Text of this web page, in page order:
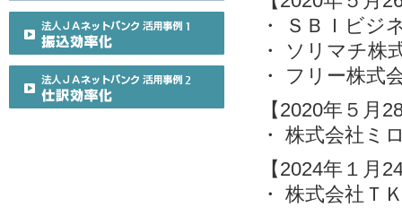
・ ＳＢＩビジ
・ ソリマチ株
・ フリー株式
【2020年５月
・ 株式会社ミ
【2024年１月
・ 株式会社Ｔ